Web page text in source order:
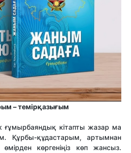
– темірқазығым
ғұмырбаяндық кітапты жазар ма
Құрбы-құдастарым, артымнан
өмірден көргеніңіз көп жансыз.